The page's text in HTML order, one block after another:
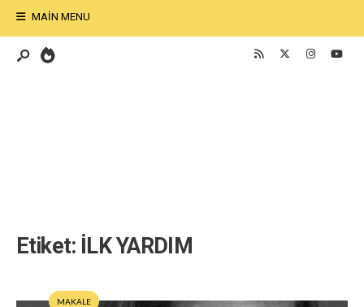
MAIN MENU
Etiket: İLK YARDIM
MAKALE